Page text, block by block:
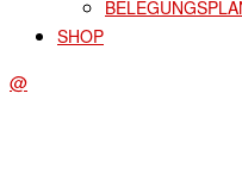
SHOP
@